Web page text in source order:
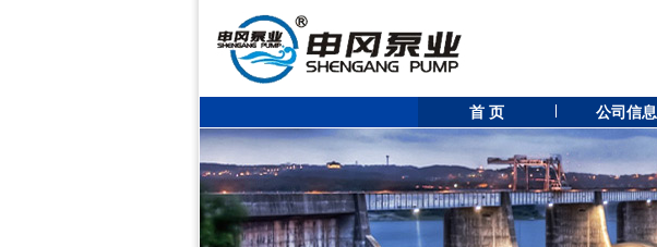
首 页 公司信息